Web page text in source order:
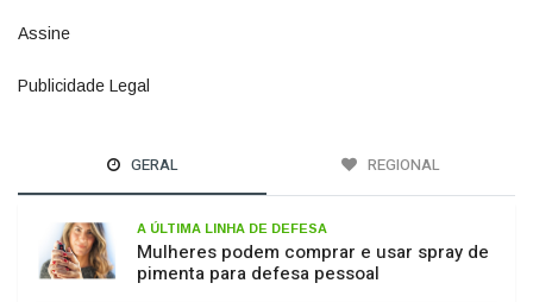
Assine
Publicidade Legal
GERAL REGIONAL
A ÚLTIMA LINHA DE DEFESA
Mulheres podem comprar e usar spray de
pimenta para defesa pessoal